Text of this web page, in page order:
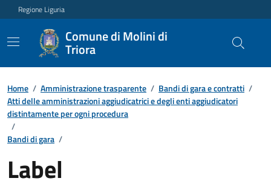
Regione Liguria
Comune di Molini di
Triora
Home / Amministrazione trasparente / Bandi di gara e contratti /
Atti delle amministrazioni aggiudicatrici e degli enti aggiudicatori
distintamente per ogni procedura
/
Bandi di gara /
Label